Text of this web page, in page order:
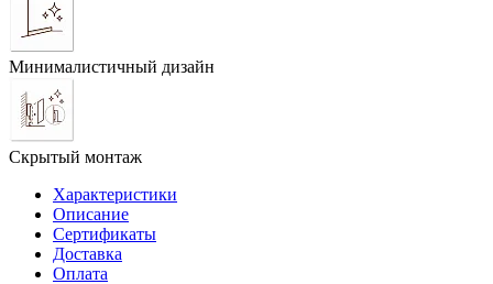
Минималистичный дизайн
Скрытый монтаж
Характеристики
Описание
Сертификаты
Доставка
Оплата